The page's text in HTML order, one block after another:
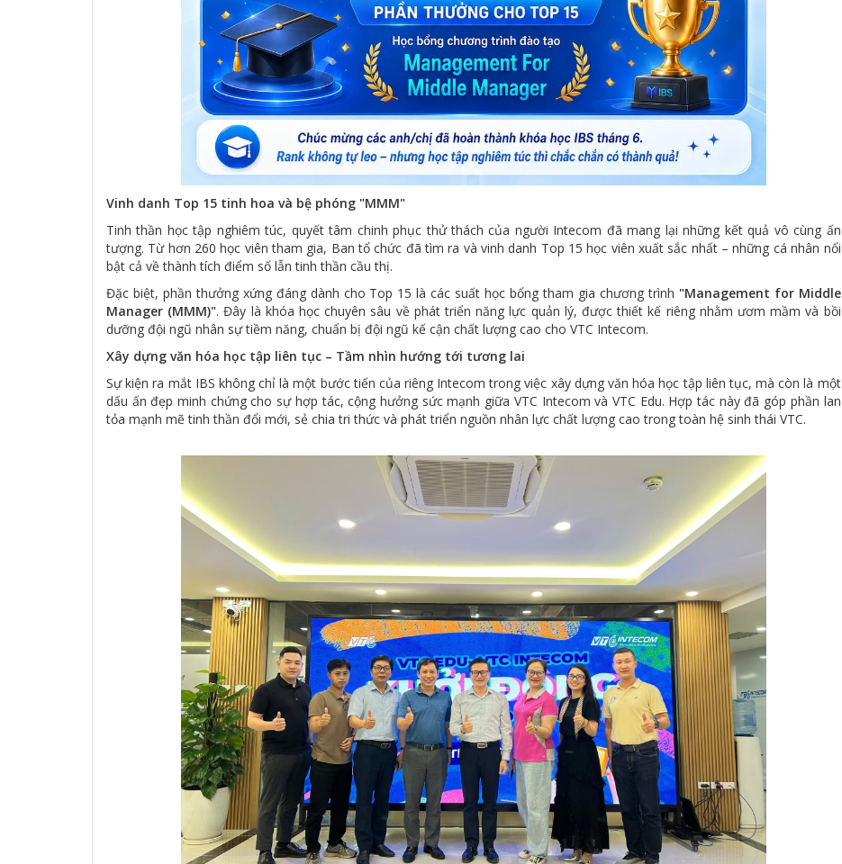
Vinh danh Top 15 tinh hoa và bệ phóng "MMM"
Tinh thần học tập nghiêm túc, quyết tâm chinh phục thử thách của người Intecom đã mang lại những kết quả vô cùng ấn
tượng. Từ hơn 260 học viên tham gia, Ban tổ chức đã tìm ra và vinh danh Top 15 học viên xuất sắc nhất – những cá nhân nổi
bật cả về thành tích điểm số lẫn tinh thần cầu thị.
Đặc biệt, phần thưởng xứng đáng dành cho Top 15 là các suất học bổng tham gia chương trình "Management for Middle
Manager (MMM)". Đây là khóa học chuyên sâu về phát triển năng lực quản lý, được thiết kế riêng nhằm ươm mầm và bồi
dưỡng đội ngũ nhân sự tiềm năng, chuẩn bị đội ngũ kế cận chất lượng cao cho VTC Intecom.
Xây dựng văn hóa học tập liên tục – Tầm nhìn hướng tới tương lai
Sự kiện ra mắt IBS không chỉ là một bước tiến của riêng Intecom trong việc xây dựng văn hóa học tập liên tục, mà còn là một
dấu ấn đẹp minh chứng cho sự hợp tác, cộng hưởng sức mạnh giữa VTC Intecom và VTC Edu. Hợp tác này đã góp phần lan
tỏa mạnh mẽ tinh thần đổi mới, sẻ chia tri thức và phát triển nguồn nhân lực chất lượng cao trong toàn hệ sinh thái VTC.